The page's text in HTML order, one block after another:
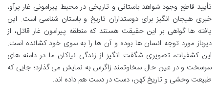
تأیید قاطع وجود شواهد باستانی و تاریخی در محیط پیرامونی غار پرآو،
خبری هیجان انگیز برای دوستداران تاریخ و باستان شناسی است. این
یافته ها گواهی بر این حقیقت هستند که منطقه پیرامون غار قاتل، از
دیرباز مورد توجه انسان ها بوده و آن ها را به سوی خود کشانده است.
این کشفیات، تصویری شگفت انگیز از زندگی نیاکان ما در دامنه های
سرسخت و در عین حال سخاوتمند زاگرس به نمایش می گذارد؛ جایی که
طبیعت وحشی و تاریخ کهن، دست در دست هم داده اند.